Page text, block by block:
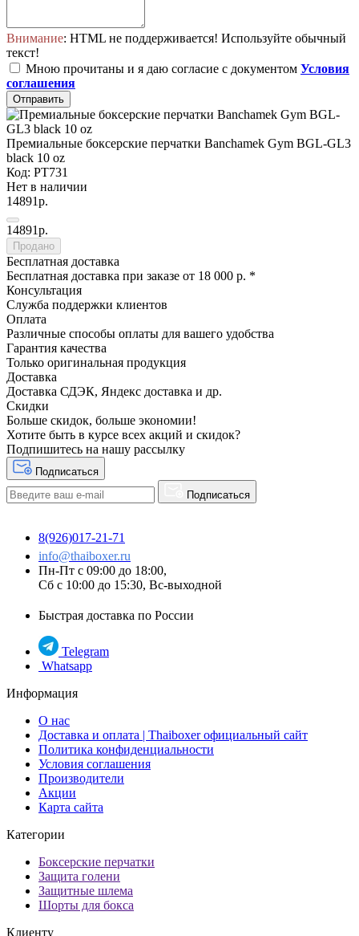
Внимание: HTML не поддерживается! Используйте обычный
текст!
Мною прочитаны и я даю согласие с документом Условия
соглашения
Отправить
Премиальные боксерские перчатки Banchamek Gym BGL-GL3
black 10 oz
Код: PT731
Нет в наличии
14891р.
14891р.
Продано
Бесплатная доставка
Бесплатная доставка при заказе от 18 000 р. *
Консультация
Служба поддержки клиентов
Оплата
Различные способы оплаты для вашего удобства
Гарантия качества
Только оригинальная продукция
Доставка
Доставка СДЭК, Яндекс доставка и др.
Скидки
Больше скидок, больше экономии!
Хотите быть в курсе всех акций и скидок?
Подпишитесь на нашу рассылку
Подписаться
Подписаться
8(926)017-21-71
info@thaiboxer.ru
Пн-Пт с 09:00 до 18:00,
Сб с 10:00 до 15:30, Вс-выходной
Быстрая доставка по России
Telegram
Whatsapp
Информация
О нас
Доставка и оплата | Thaiboxer официальный сайт
Политика конфиденциальности
Условия соглашения
Производители
Акции
Карта сайта
Категории
Боксерские перчатки
Защита голени
Защитные шлема
Шорты для бокса
Клиенту